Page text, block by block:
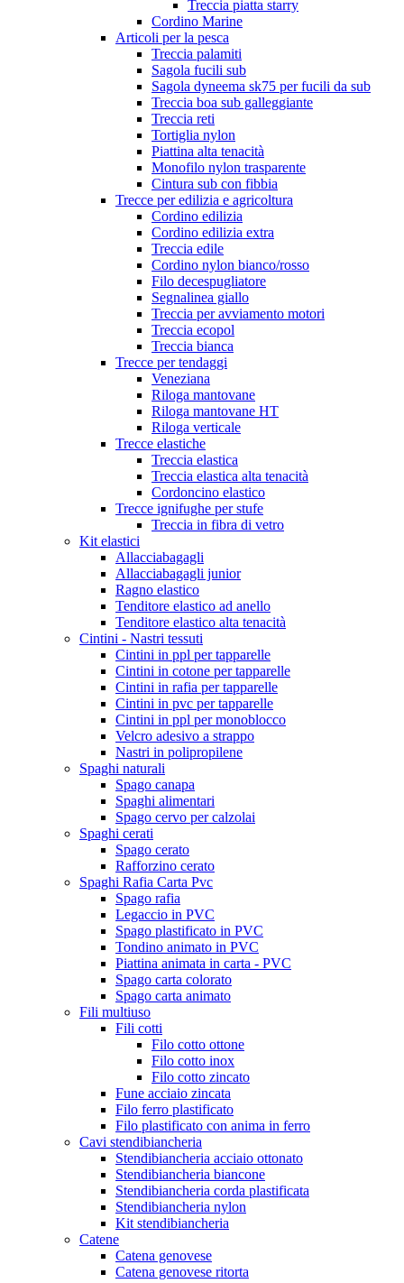
Treccia piatta starry
Cordino Marine
Articoli per la pesca
Treccia palamiti
Sagola fucili sub
Sagola dyneema sk75 per fucili da sub
Treccia boa sub galleggiante
Treccia reti
Tortiglia nylon
Piattina alta tenacità
Monofilo nylon trasparente
Cintura sub con fibbia
Trecce per edilizia e agricoltura
Cordino edilizia
Cordino edilizia extra
Treccia edile
Cordino nylon bianco/rosso
Filo decespugliatore
Segnalinea giallo
Treccia per avviamento motori
Treccia ecopol
Treccia bianca
Trecce per tendaggi
Veneziana
Riloga mantovane
Riloga mantovane HT
Riloga verticale
Trecce elastiche
Treccia elastica
Treccia elastica alta tenacità
Cordoncino elastico
Trecce ignifughe per stufe
Treccia in fibra di vetro
Kit elastici
Allacciabagagli
Allacciabagagli junior
Ragno elastico
Tenditore elastico ad anello
Tenditore elastico alta tenacità
Cintini - Nastri tessuti
Cintini in ppl per tapparelle
Cintini in cotone per tapparelle
Cintini in rafia per tapparelle
Cintini in pvc per tapparelle
Cintini in ppl per monoblocco
Velcro adesivo a strappo
Nastri in polipropilene
Spaghi naturali
Spago canapa
Spaghi alimentari
Spago cervo per calzolai
Spaghi cerati
Spago cerato
Rafforzino cerato
Spaghi Rafia Carta Pvc
Spago rafia
Legaccio in PVC
Spago plastificato in PVC
Tondino animato in PVC
Piattina animata in carta - PVC
Spago carta colorato
Spago carta animato
Fili multiuso
Fili cotti
Filo cotto ottone
Filo cotto inox
Filo cotto zincato
Fune acciaio zincata
Filo ferro plastificato
Filo plastificato con anima in ferro
Cavi stendibiancheria
Stendibiancheria acciaio ottonato
Stendibiancheria biancone
Stendibiancheria corda plastificata
Stendibiancheria nylon
Kit stendibiancheria
Catene
Catena genovese
Catena genovese ritorta